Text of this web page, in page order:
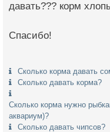
давать??? корм
Спасибо!
Сколько корма давать
Сколько давать корма?
Сколько корма нужно
аквариум)?
Сколько давать чипсов?